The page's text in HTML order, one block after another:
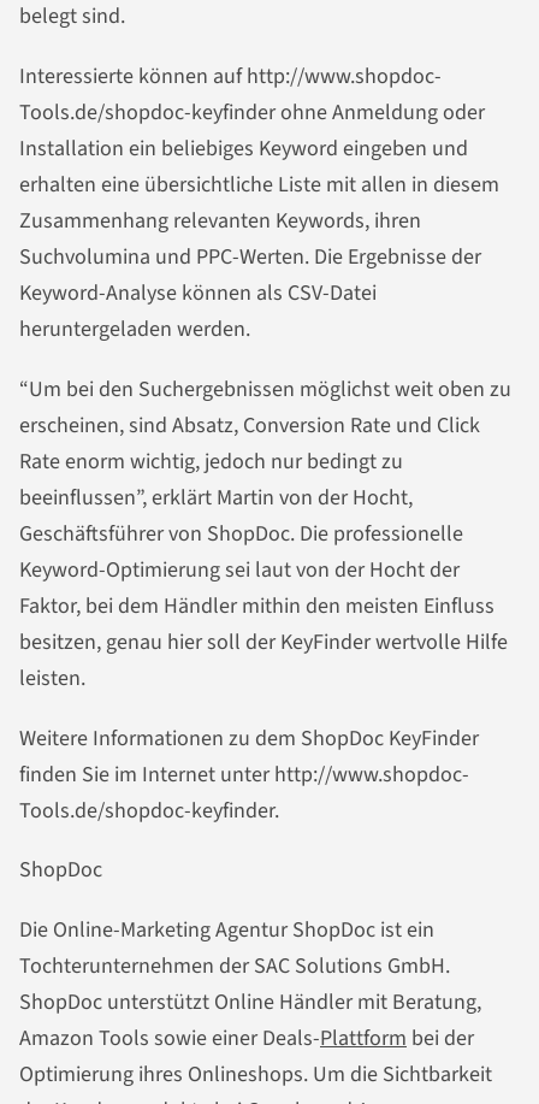
belegt sind.
Interessierte können auf http://www.shopdoc-
Tools.de/shopdoc-keyfinder ohne Anmeldung oder
Installation ein beliebiges Keyword eingeben und
erhalten eine übersichtliche Liste mit allen in diesem
Zusammenhang relevanten Keywords, ihren
Suchvolumina und PPC-Werten. Die Ergebnisse der
Keyword-Analyse können als CSV-Datei
heruntergeladen werden.
“Um bei den Suchergebnissen möglichst weit oben zu
erscheinen, sind Absatz, Conversion Rate und Click
Rate enorm wichtig, jedoch nur bedingt zu
beeinflussen”, erklärt Martin von der Hocht,
Geschäftsführer von ShopDoc. Die professionelle
Keyword-Optimierung sei laut von der Hocht der
Faktor, bei dem Händler mithin den meisten Einfluss
besitzen, genau hier soll der KeyFinder wertvolle Hilfe
leisten.
Weitere Informationen zu dem ShopDoc KeyFinder
finden Sie im Internet unter http://www.shopdoc-
Tools.de/shopdoc-keyfinder.
ShopDoc
Die Online-Marketing Agentur ShopDoc ist ein
Tochterunternehmen der SAC Solutions GmbH.
ShopDoc unterstützt Online Händler mit Beratung,
Amazon Tools sowie einer Deals-Plattform bei der
Optimierung ihres Onlineshops. Um die Sichtbarkeit